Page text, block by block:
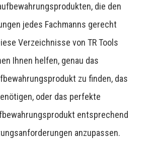
die den
jedes Fachmanns gerecht
Verzeichnisse von TR Tools
Ihnen helfen, genau das
zu finden, das
oder das perfekte
entsprechend
anzupassen.